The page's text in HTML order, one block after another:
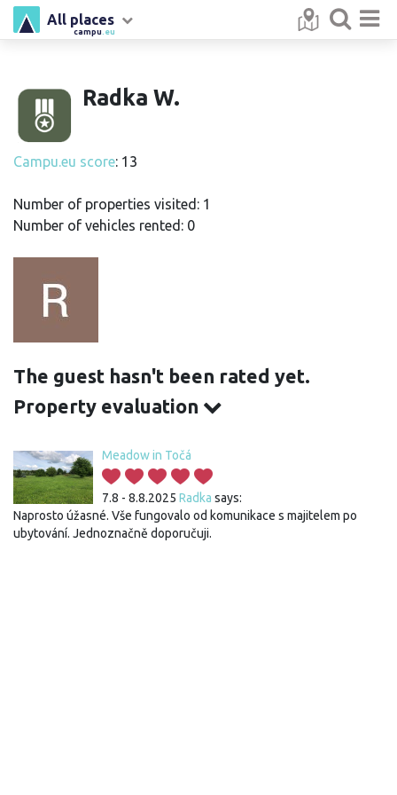
campu .eu
All places
Radka W.
Campu.eu score: 13
Number of properties visited: 1
Number of vehicles rented: 0
The guest hasn't been rated yet.
Property evaluation
Meadow in Točá
7.8 - 8.8.2025 Radka says:
Naprosto úžasné. Vše fungovalo od komunikace s majitelem po
ubytování. Jednoznačně doporučuji.